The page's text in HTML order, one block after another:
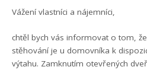
Vážení vlastníci a nájemníci,
chtěl bych vás informovat o tom,
stěhování je u domovníka k
výtahu. Zamknutím otevřených